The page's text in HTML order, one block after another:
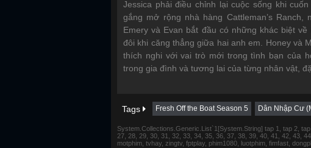
Jessica phải điều chỉnh lại cuộc sống khi
gắng mở rộng nhà hàng Cattleman’s
Emery và Evan bắt đầu có những khác biệt
đôi khi căng thẳng giữa hai anh em. Honey và
thích nghi với vai trò mới trong tình bạn của
trong gia đình và tương lai của từng nhân vật,
Tags Fresh Off the Boat Season 5 Dân Nhập Cư
System.Collections.Generic.List`1[System.String] tap 1, tap 2,
27, 28, 29, 30, 31, 32, 33, 34, 35, 36, 37, 38, 39, 40, 41, 42, 43,
motphim, tvhay, zingtv, fptplay, phim1080, luotphim, fimfast,